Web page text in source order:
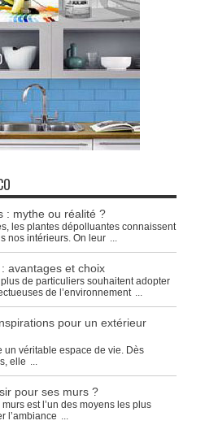
: mythe ou réalité ?
les plantes dépolluantes connaissent
nos intérieurs. On leur ...
avantages et choix
de particuliers souhaitent adopter
de l’environnement ...
pour un extérieur
un véritable espace de vie. Dès
elle ...
pour ses murs ?
est l’un des moyens les plus
l’ambiance ...